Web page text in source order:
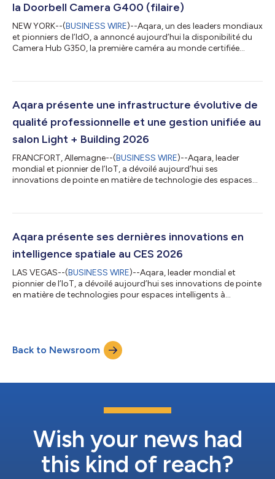
la Doorbell Camera G400 (filaire)
NEW YORK--(BUSINESS WIRE)--Aqara, un des leaders mondiaux
et pionniers de l’IdO, a annoncé aujourd’hui la disponibilité du
Camera Hub G350, la première caméra au monde certifiée
génération. Ensemble, ces nouveaux produits offrent une
couverture exhaustive de la maison pour la maison intelligente
modern...
Aqara présente une infrastructure évolutive de
qualité professionnelle et une gestion unifiée au
salon Light + Building 2026
FRANCFORT, Allemagne--(BUSINESS WIRE)--Aqara, leader
mondial et pionnier de l’IoT, a dévoilé aujourd’hui ses
innovations de pointe en matière de technologie des espaces
complet qui offre un contrôle intelligent de l’éclairage, des
pour un usage professionnel. Contrôle intelligent au niveau du
système Aqara présente...
Aqara présente ses dernières innovations en
intelligence spatiale au CES 2026
LAS VEGAS--(BUSINESS WIRE)--Aqara, leader mondial et
pionnier de l’IoT, a dévoilé aujourd’hui ses innovations de pointe
en matière de technologies pour espaces intelligents à
perçoivent et réagissent à l’activité humaine — pour un niveau
inédit de sécurité, de confort et de praticité. Parmi les
Back to Newsroom
Wish your news had
this kind of reach?